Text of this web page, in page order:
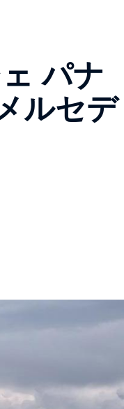
パナ
ルセデ